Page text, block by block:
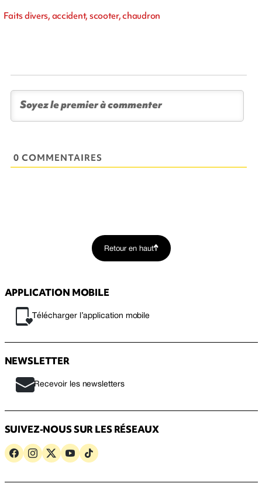
Faits divers, accident, scooter, chaudron
0 COMMENTAIRES
Retour en haut
APPLICATION MOBILE
Télécharger l’application mobile
NEWSLETTER
Recevoir les newsletters
SUIVEZ-NOUS SUR LES RÉSEAUX